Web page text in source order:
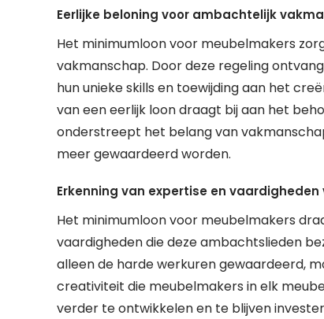
Eerlijke beloning voor ambachtelijk
Het minimumloon voor meubelmakers
vakmanschap. Door deze regeling
hun unieke skills en toewijding aan het
van een eerlijk loon draagt bij aan het
onderstreept het belang van
meer gewaardeerd worden.
Erkenning van expertise en
Het minimumloon voor meubelmakers
vaardigheden die deze ambachtslieden
alleen de harde werkuren gewaardeerd,
creativiteit die meubelmakers in elk
verder te ontwikkelen en te blijven